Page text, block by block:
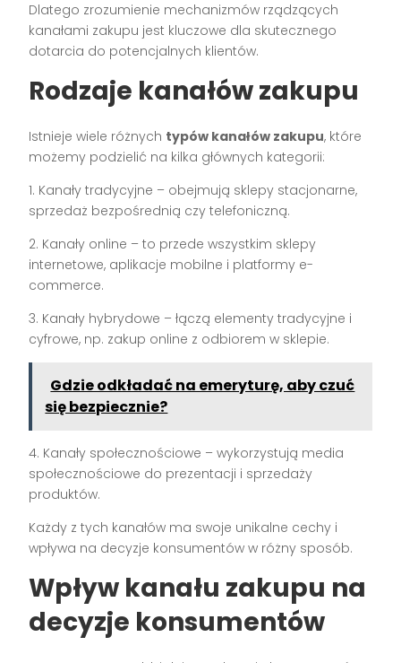
Dlatego zrozumienie mechanizmów rządzących
kanałami zakupu jest kluczowe dla skutecznego
dotarcia do potencjalnych klientów.
Rodzaje kanałów zakupu
Istnieje wiele różnych typów kanałów zakupu, które
możemy podzielić na kilka głównych kategorii:
1. Kanały tradycyjne – obejmują sklepy stacjonarne,
sprzedaż bezpośrednią czy telefoniczną.
2. Kanały online – to przede wszystkim sklepy
internetowe, aplikacje mobilne i platformy e-
commerce.
3. Kanały hybrydowe – łączą elementy tradycyjne i
cyfrowe, np. zakup online z odbiorem w sklepie.
Gdzie odkładać na emeryturę, aby czuć
się bezpiecznie?
4. Kanały społecznościowe – wykorzystują media
społecznościowe do prezentacji i sprzedaży
produktów.
Każdy z tych kanałów ma swoje unikalne cechy i
wpływa na decyzje konsumentów w różny sposób.
Wpływ kanału zakupu na
decyzje konsumentów